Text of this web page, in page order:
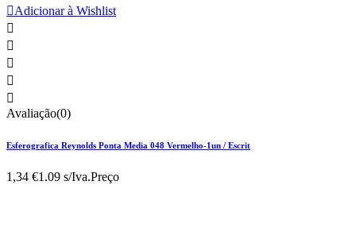
Adicionar à Wishlist





Avaliação(0)
Esferografica Reynolds Ponta Media 048 Vermelho-1un / Escrit
1,34 €1.09 s/Iva.Preço